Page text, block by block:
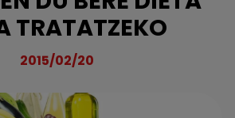
TRATATZEKO
2015/02/20